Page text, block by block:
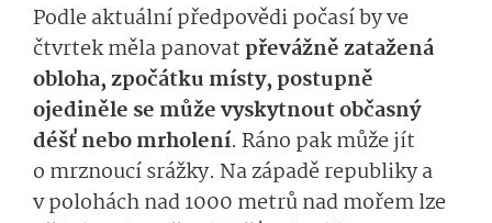
Podle aktuální předpovědi počasí by ve
čtvrtek měla panovat převážně zatažená
obloha, zpočátku místy, postupně
ojediněle se může vyskytnout občasný
déšť nebo mrholení. Ráno pak může jít
o mrznoucí srážky. Na západě republiky a
v polohách nad 1000 metrů nad mořem lze